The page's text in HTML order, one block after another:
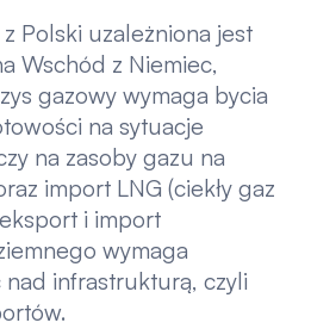
Polski uzależniona jest
Wschód z Niemiec,
gazowy wymaga bycia
na sytuacje
na zasoby gazu na
import LNG (ciekły gaz
i import
wymaga
infrastrukturą, czyli